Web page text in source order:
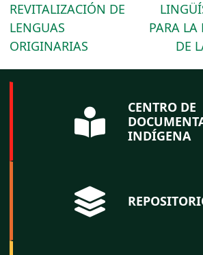
REVITALIZACIÓN DE
LENGUAS
ORIGINARIAS
PARA LA
DE
CENTRO DE
INDÍGENA